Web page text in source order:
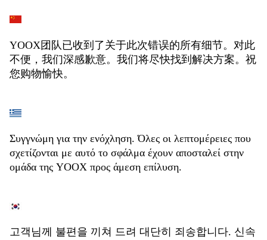
YOOX团队已收到了关于此次错误的所有细节。对此
不便，我们深感歉意。我们将尽快找到解决方案。祝
您购物愉快。
Συγγνώμη για την ενόχληση. Όλες οι λεπτομέρειες που
σχετίζονται με αυτό το σφάλμα έχουν αποσταλεί στην
ομάδα της YOOX προς άμεση επίλυση.
고객님께 불편을 끼쳐 드려 대단히 죄송합니다. 신속